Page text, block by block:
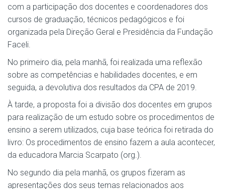
com a participação dos docentes e coordenadores dos
cursos de graduação, técnicos pedagógicos e foi
organizada pela Direção Geral e Presidência da Fundação
Faceli.
No primeiro dia, pela manhã, foi realizada uma reflexão
sobre as competências e habilidades docentes, e em
seguida, a devolutiva dos resultados da CPA de 2019.
À tarde, a proposta foi a divisão dos docentes em grupos
para realização de um estudo sobre os procedimentos de
ensino a serem utilizados, cuja base teórica foi retirada do
livro: Os procedimentos de ensino fazem a aula acontecer,
da educadora Marcia Scarpato (org.).
No segundo dia pela manhã, os grupos fizeram as
apresentações dos seus temas relacionados aos